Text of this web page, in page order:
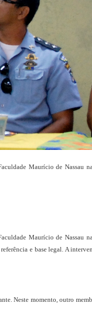
Maurício de Nassau
Maurício de Nassau
e base legal. A
Neste momento, outro